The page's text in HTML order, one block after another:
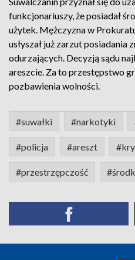
funkcjonariuszy, że posiadał
użytek. Mężczyzna w
usłyszał już zarzut posiadania
odurzających. Decyzją sądu
areszcie. Za to przestępstwo
pozbawienia wolności.
#suwałki #narkotyki
#policja #areszt
#przestrzępczość